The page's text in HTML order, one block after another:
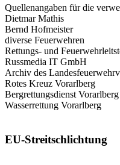
Quellenangaben für die
Dietmar Mathis
Bernd Hofmeister
diverse Feuerwehren
Rettungs- und
Russmedia IT GmbH
Archiv des
Rotes Kreuz Vorarlberg
Bergrettungsdienst Vorarlberg
Wasserrettung Vorarlberg
EU-Streitschlichtung